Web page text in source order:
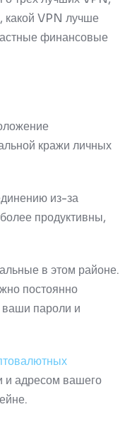
какой VPN лучше
финансовые
кражи личных
из-за
продуктивны,
в этом районе.
постоянно
ваши пароли и
и адресом вашего